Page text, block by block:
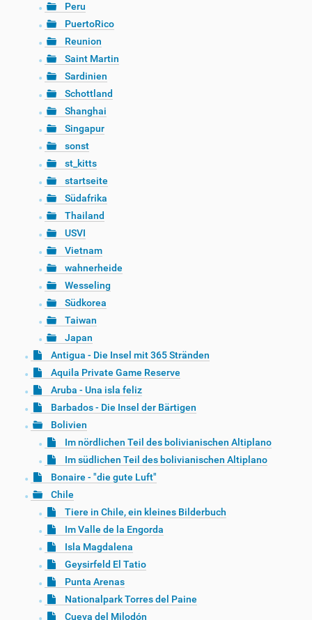
Peru
PuertoRico
Reunion
Saint Martin
Sardinien
Schottland
Shanghai
Singapur
sonst
st_kitts
startseite
Südafrika
Thailand
USVI
Vietnam
wahnerheide
Wesseling
Südkorea
Taiwan
Japan
Antigua - Die Insel mit 365 Stränden
Aquila Private Game Reserve
Aruba - Una isla feliz
Barbados - Die Insel der Bärtigen
Bolivien
Im nördlichen Teil des bolivianischen Altiplano
Im südlichen Teil des bolivianischen Altiplano
Bonaire - "die gute Luft"
Chile
Tiere in Chile, ein kleines Bilderbuch
Im Valle de la Engorda
Isla Magdalena
Geysirfeld El Tatio
Punta Arenas
Nationalpark Torres del Paine
Cueva del Milodón